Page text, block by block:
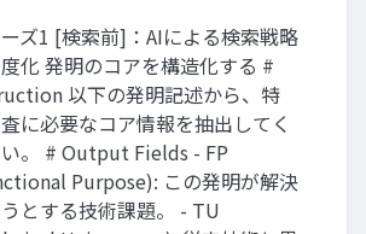
ズ1 [検索前]：AIによる検索戦略
化 発明のコアを構造化する #
以下の発明記述から、特
に必要なコア情報を抽出してく
。 # Output Fields - FP
Purpose): この発明が解決
とする技術課題。 - TU